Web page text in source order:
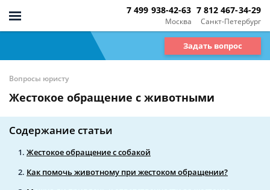
Москва
7 499 938-42-63
Санкт-Петербург
7 812 467-34-29
Задать вопрос
Вопросы юристу
Жестокое обращение с животными
Содержание статьи
Жестокое обращение с собакой
Как помочь животному при жестоком обращении?